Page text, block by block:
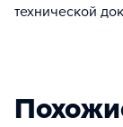
технической